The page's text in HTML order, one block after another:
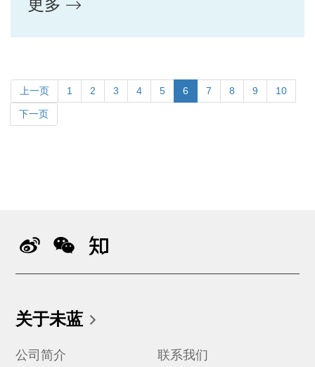
更多
上一页 1 2 3 4 5 6 7 8 9 10
下一页
关于未蓝
公司简介
联系我们